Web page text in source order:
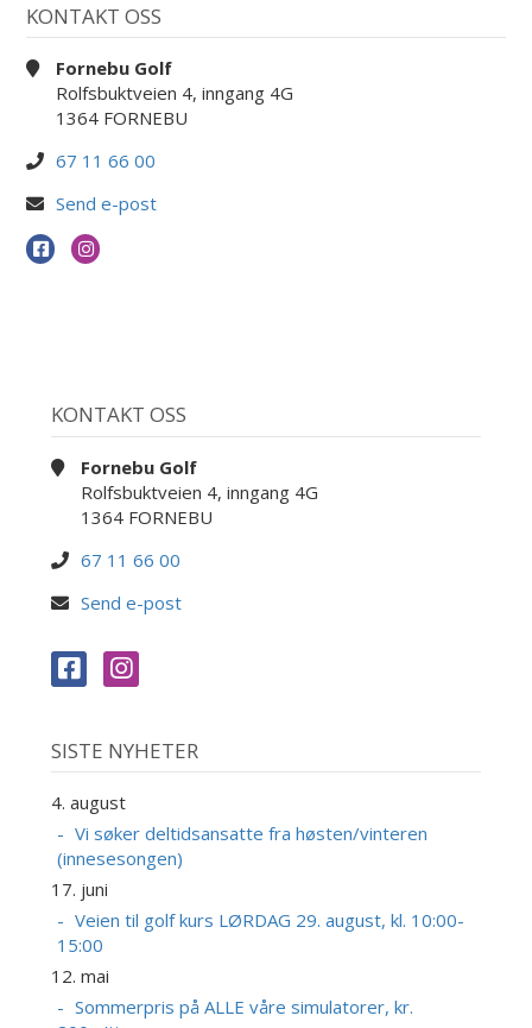
KONTAKT OSS
Fornebu Golf
Rolfsbuktveien 4, inngang 4G
1364 FORNEBU
67 11 66 00
Send e-post
KONTAKT OSS
Fornebu Golf
Rolfsbuktveien 4, inngang 4G
1364 FORNEBU
67 11 66 00
Send e-post
SISTE NYHETER
4. august
Vi søker deltidsansatte fra høsten/vinteren
(innesesongen)
17. juni
Veien til golf kurs LØRDAG 29. august, kl. 10:00-
15:00
12. mai
Sommerpris på ALLE våre simulatorer, kr.